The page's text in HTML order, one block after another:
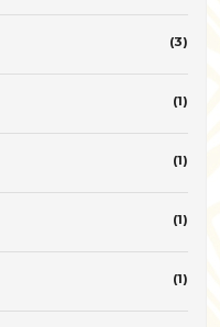
(3)
(1)
(1)
(1)
(1)